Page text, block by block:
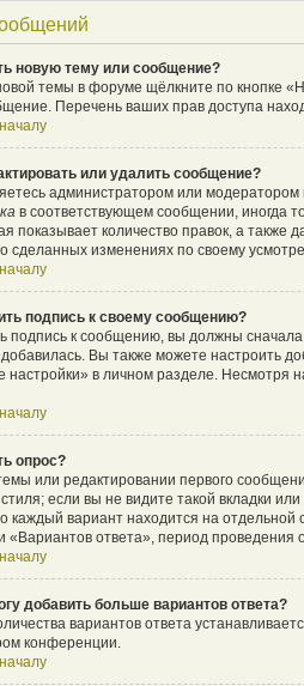
новую тему или сообщение?
темы в форуме щёлкните по кнопке
Перечень ваших прав доступа
или удалить сообщение?
администратором или
в соответствующем сообщении, иногда
показывает количество правок, а
сделанных изменениях по своему
подпись к своему сообщению?
подпись к сообщению, вы должны
Вы также можете настроить
настройки» в личном разделе.
опрос?
или редактировании первого
если вы не видите такой вкладки
каждый вариант находится на отдельной
ответа», период проведения
добавить больше вариантов ответа?
вариантов ответа
конференции.